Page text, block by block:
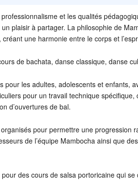
professionnalisme et les qualités
plaisir à partager. La philosophie de
une harmonie entre le corps et
de bachata, danse classique, danse
pour les adultes, adolescents et enfants,
pour un travail technique
d’ouvertures de bal.
pour permettre une progression
de l’équipe Mambocha ainsi que
des cours de salsa portoricaine qui